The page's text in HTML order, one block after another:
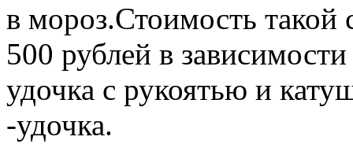
в мороз.Стоимость такой
500 рублей в
удочка с рукоятью и
-удочка.